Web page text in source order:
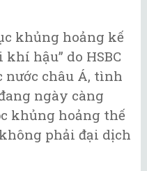
khủng hoảng kế
hậu” do HSBC
nước châu Á, tình
ngày càng
khủng hoảng thế
phải đại dịch